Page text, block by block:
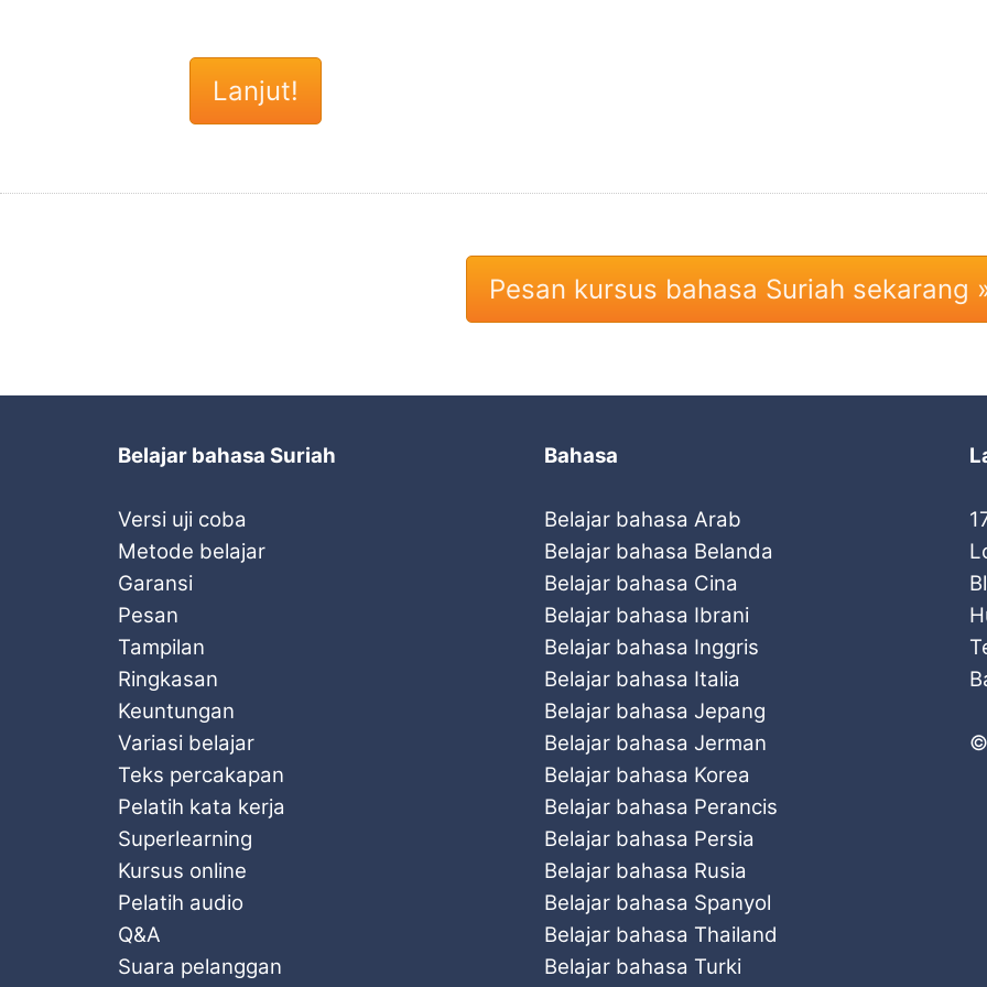
Pesan kursus bahasa Suriah sekarang
Belajar bahasa Suriah
Versi uji coba
Metode belajar
Garansi
Pesan
Tampilan
Ringkasan
Keuntungan
Variasi belajar
Teks percakapan
Pelatih kata kerja
Superlearning
Kursus online
Pelatih audio
Q&A
Suara pelanggan
Bahasa
Belajar bahasa Arab
Belajar bahasa Belanda
Belajar bahasa Cina
Belajar bahasa Ibrani
Belajar bahasa Inggris
Belajar bahasa Italia
Belajar bahasa Jepang
Belajar bahasa Jerman
Belajar bahasa Korea
Belajar bahasa Perancis
Belajar bahasa Persia
Belajar bahasa Rusia
Belajar bahasa Spanyol
Belajar bahasa Thailand
Belajar bahasa Turki
©